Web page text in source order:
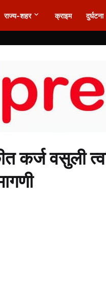
राज्य-शहर क्राइम दुर्घटना
कर्ज वसुली